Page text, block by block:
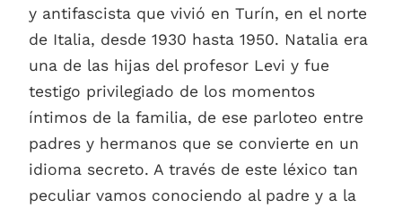
y antifascista que vivió en Turín, en el norte
de Italia, desde 1930 hasta 1950. Natalia era
una de las hijas del profesor Levi y fue
testigo privilegiado de los momentos
íntimos de la familia, de ese parloteo entre
padres y hermanos que se convierte en un
idioma secreto. A través de este léxico tan
peculiar vamos conociendo al padre y a la